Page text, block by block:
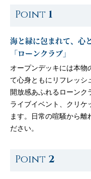
Point 1
海と緑に包まれて、心
「ローンクラブ」
オープンデッキには本物
て心身ともにリフレッシ
開放感あふれるローンク
ライブイベント、クリケ
ます。日常の喧騒から離
ださい。
Point 2